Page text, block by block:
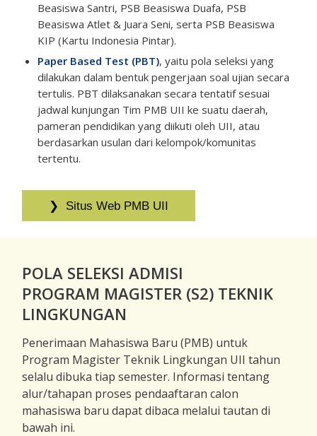
Beasiswa Santri, PSB Beasiswa Duafa, PSB
Beasiswa Atlet & Juara Seni, serta PSB Beasiswa
KIP (Kartu Indonesia Pintar).
Paper Based Test (PBT), yaitu pola seleksi yang
dilakukan dalam bentuk pengerjaan soal ujian secara
tertulis. PBT dilaksanakan secara tentatif sesuai
jadwal kunjungan Tim PMB UII ke suatu daerah,
pameran pendidikan yang diikuti oleh UII, atau
berdasarkan usulan dari kelompok/komunitas
tertentu.
POLA SELEKSI ADMISI
PROGRAM MAGISTER (S2) TEKNIK
LINGKUNGAN
Penerimaan Mahasiswa Baru (PMB) untuk
Program Magister Teknik Lingkungan UII tahun
selalu dibuka tiap semester. Informasi tentang
alur/tahapan proses pendaaftaran calon
mahasiswa baru dapat dibaca melalui tautan di
bawah ini.